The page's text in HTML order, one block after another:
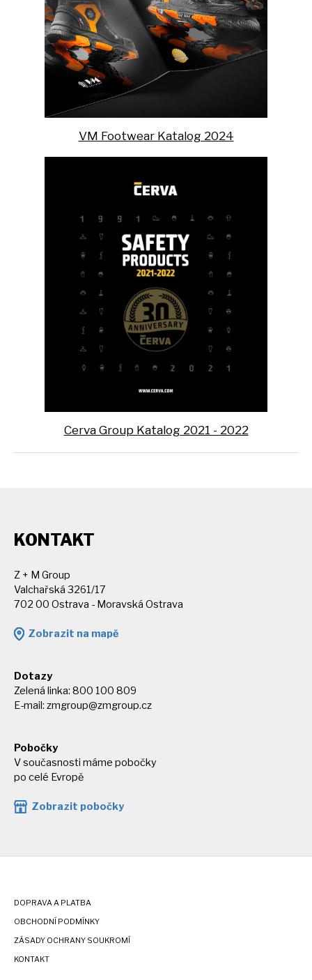
VM Footwear Katalog 2024
Cerva Group Katalog 2021 - 2022
KONTAKT
Z + M Group
Valchařská 3261/17
702 00 Ostrava - Moravská Ostrava
Zobrazit na mapě
Dotazy
Zelená linka: 800 100 809
E-mail: zmgroup@zmgroup.cz
Pobočky
V současnosti máme pobočky
po celé Evropě
Zobrazit pobočky
DOPRAVA A PLATBA
OBCHODNÍ PODMÍNKY
ZÁSADY OCHRANY SOUKROMÍ
KONTAKT